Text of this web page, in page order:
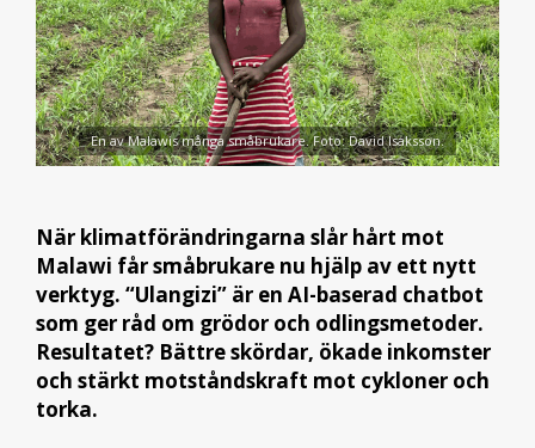
En av Malawis många småbrukare. Foto: David Isaksson.
När klimatförändringarna slår hårt mot
Malawi får småbrukare nu hjälp av ett nytt
verktyg. “Ulangizi” är en AI-baserad chatbot
som ger råd om grödor och odlingsmetoder.
Resultatet? Bättre skördar, ökade inkomster
och stärkt motståndskraft mot cykloner och
torka.